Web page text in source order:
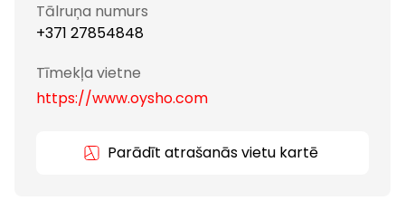
Tālruņa numurs
+371 27854848
Tīmekļa vietne
https://www.oysho.com
Parādīt atrašanās vietu kartē